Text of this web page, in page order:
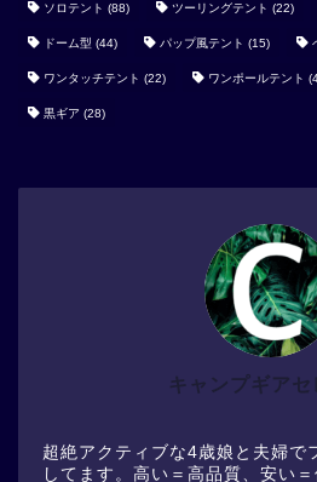
ソロテント (88) ツーリングテント (22)
ドーム型 (44) パップ風テント (15)
ワンタッチテント (22) ワンポールテント
黒ギア (28)
キャンプギアセ
超絶アクティブな4歳娘と夫婦で
してます。高い＝高品質、安い